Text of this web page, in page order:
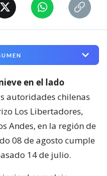
en el lado
autoridades chilenas
Los Libertadores,
Andes, en la región de
08 de agosto cumple
14 de julio.